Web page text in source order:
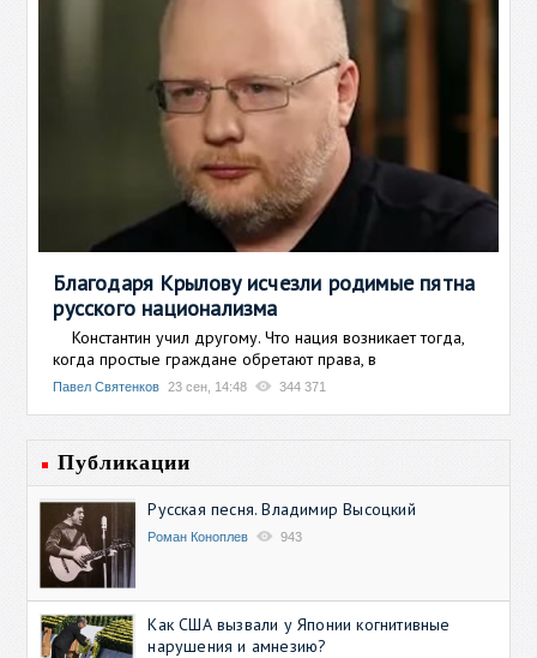
Благодаря Крылову исчезли родимые пятна
русского национализма
Константин учил другому. Что нация возникает тогда,
когда простые граждане обретают права, в
Павел Святенков 23 сен, 14:48 344 371
Публикации
Русская песня. Владимир Высоцкий
Роман Коноплев 943
Как США вызвали у Японии когнитивные
нарушения и амнезию?